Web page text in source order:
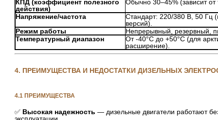
КПД (коэффициент полезного
действия)
Обычно 30–45% (зависит от
Напряжение/частота
Стандарт: 220/380 В, 50 Гц
версий).
Режим работы
Непрерывный, резервный,
Температурный диапазон
От -40°C до +50°C (для
расширение).
4. ПРЕИМУЩЕСТВА И НЕДОСТАТКИ ДИЗЕЛЬНЫХ
4.1 ПРЕИМУЩЕСТВА
✅ Высокая надежность — дизельные двигатели работают